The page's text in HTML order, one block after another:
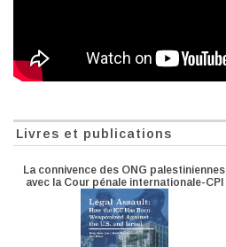
Livres et publications
La connivence des ONG palestiniennes
avec la Cour pénale internationale-CPI